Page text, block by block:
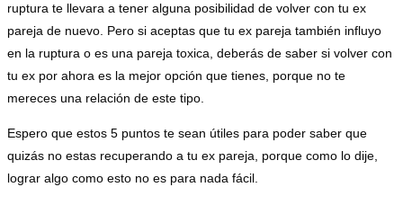
ruptura te llevara a tener alguna posibilidad de volver con tu ex
pareja de nuevo. Pero si aceptas que tu ex pareja también influyo
en la ruptura o es una pareja toxica, deberás de saber si volver con
tu ex por ahora es la mejor opción que tienes, porque no te
mereces una relación de este tipo.
Espero que estos 5 puntos te sean útiles para poder saber que
quizás no estas recuperando a tu ex pareja, porque como lo dije,
lograr algo como esto no es para nada fácil.